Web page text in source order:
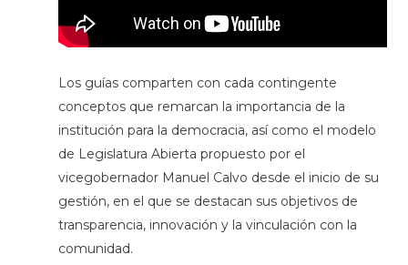
Los guías comparten con cada contingente
conceptos que remarcan la importancia de la
institución para la democracia, así como el modelo
de Legislatura Abierta propuesto por el
vicegobernador Manuel Calvo desde el inicio de su
gestión, en el que se destacan sus objetivos de
transparencia, innovación y la vinculación con la
comunidad.